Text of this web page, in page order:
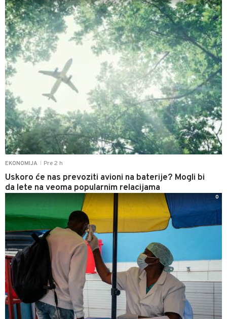
EKONOMIJA Pre 2 h
Uskoro će nas prevoziti avioni na baterije? Mogli bi
da lete na veoma popularnim relacijama
0